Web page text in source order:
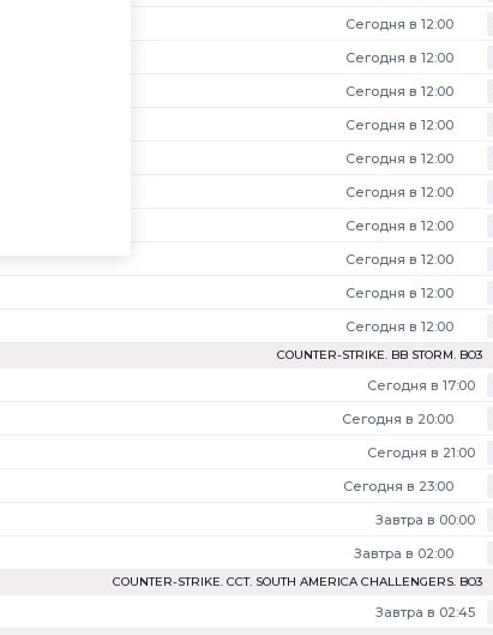
Сегодня в 12:00
Сегодня в 12:00
Сегодня в 12:00
Сегодня в 12:00
Сегодня в 12:00
Сегодня в 12:00
Сегодня в 12:00
Сегодня в 12:00
Сегодня в 12:00
Сегодня в 12:00
COUNTER-STRIKE. BB STORM. BO3
Сегодня в 17:00
Сегодня в 20:00
Сегодня в 21:00
Сегодня в 23:00
Завтра в 00:00
Завтра в 02:00
COUNTER-STRIKE. CCT. SOUTH AMERICA CHALLENGERS. BO3
Завтра в 02:45